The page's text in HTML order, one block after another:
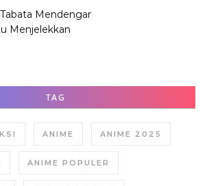
Mendengar
Menjelekkan
TAG
ANIME ANIME 2025
ANIME POPULER